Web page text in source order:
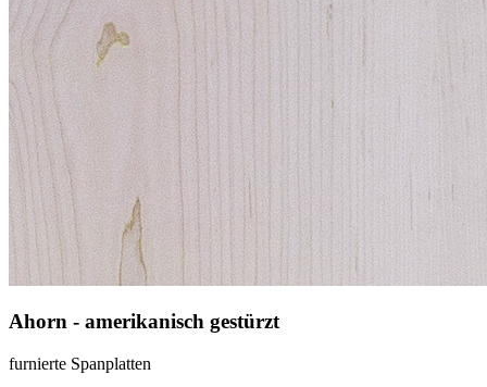
Ahorn - amerikanisch gestürzt
furnierte Spanplatten